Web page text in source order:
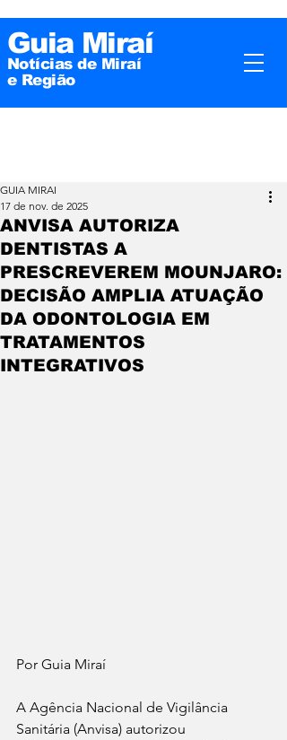
Guia Miraí
Notícias de Miraí
e Região
ANVISA AUTORIZA
DENTISTAS A
PRESCREVEREM MOUNJARO:
DECISÃO AMPLIA ATUAÇÃO
DA ODONTOLOGIA EM
TRATAMENTOS
INTEGRATIVOS
GUIA MIRAI
17 de nov. de 2025
Por Guia Miraí
A Agência Nacional de Vigilância
Sanitária (Anvisa) autorizou